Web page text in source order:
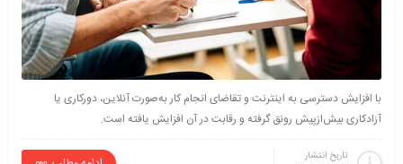
با افزایش دسترسی به اینترنت و تقاضای انجام کار به‌صورت آنلاین، دورکاری یا
آزادکاری بیش‌ازپیش رونق گرفته و رقابت در آن افزایش یافته است.
تاریخ انتشار